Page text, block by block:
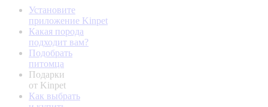
Установите
приложение Kinpet
Какая порода
подходит вам?
Подобрать
питомца
Подарки
от Kinpet
Как выбрать